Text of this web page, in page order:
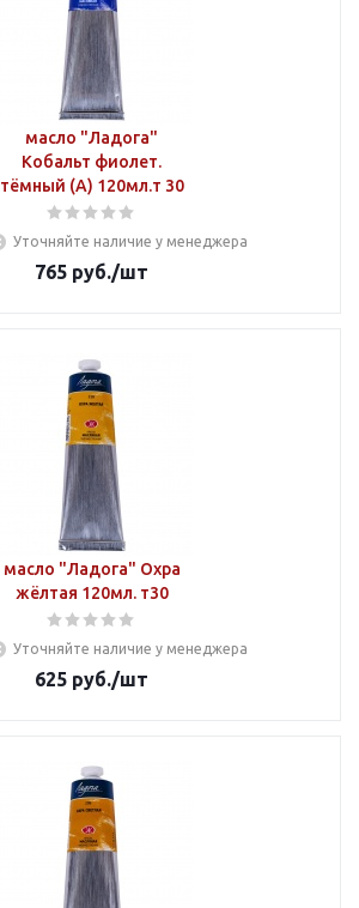
масло "Ладога"
Кобальт фиолет.
тёмный (А) 120мл.т 30
Уточняйте наличие у менеджера
765 руб./шт
масло "Ладога" Охра
жёлтая 120мл. т30
Уточняйте наличие у менеджера
625 руб./шт